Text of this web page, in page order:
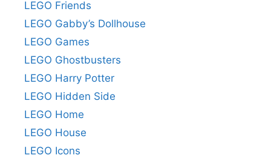
LEGO Friends
LEGO Gabby’s Dollhouse
LEGO Games
LEGO Ghostbusters
LEGO Harry Potter
LEGO Hidden Side
LEGO Home
LEGO House
LEGO Icons